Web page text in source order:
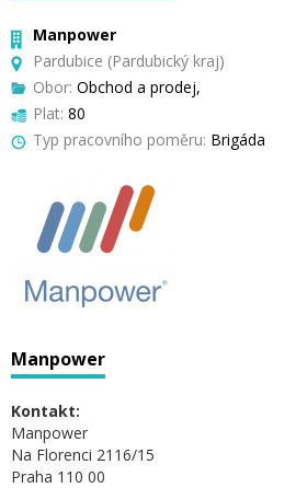
Manpower
Pardubice (Pardubický kraj)
Obor: Obchod a prodej,
Plat: 80
Typ pracovního poměru: Brigáda
Manpower
Kontakt:
Manpower
Na Florenci 2116/15
Praha 110 00